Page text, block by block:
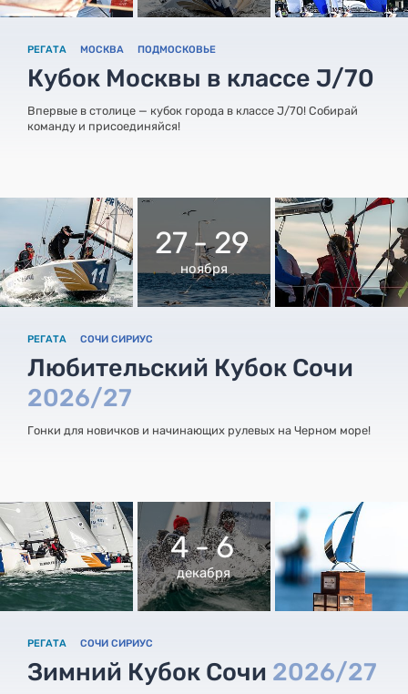
РЕГАТА МОСКВА ПОДМОСКОВЬЕ
Кубок Москвы в классе J/70
Впервые в столице — кубок города в классе J/70! Собирай
команду и присоединяйся!
27 - 29
ноября
РЕГАТА СОЧИ СИРИУС
Любительский Кубок Сочи
2026/27
Гонки для новичков и начинающих рулевых на Черном море!
4 - 6
декабря
РЕГАТА СОЧИ СИРИУС
Зимний Кубок Сочи 2026/27